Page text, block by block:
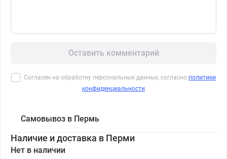
Оставить комментарий
Согласен на обработку персональных данных, согласно политики
конфиденциальности
Самовывоз в Пермь
Наличие и доставка в Перми
Нет в наличии